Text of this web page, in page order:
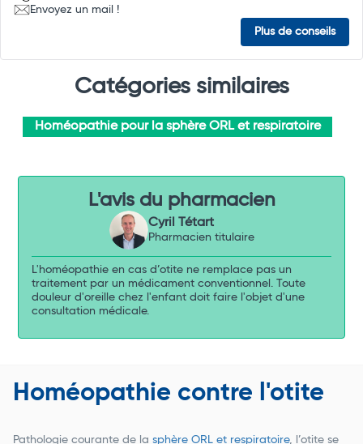
Envoyez un mail !
Plus de conseils
Catégories similaires
Homéopathie pour la sphère ORL et respiratoire
L'avis du pharmacien
Cyril Tétart
Pharmacien titulaire
L'homéopathie en cas d’otite ne remplace pas un
traitement par un médicament conventionnel. Toute
douleur d'oreille chez l'enfant doit faire l'objet d'une
consultation médicale.
Homéopathie contre l'otite
Pathologie courante de la sphère ORL et respiratoire, l’otite se